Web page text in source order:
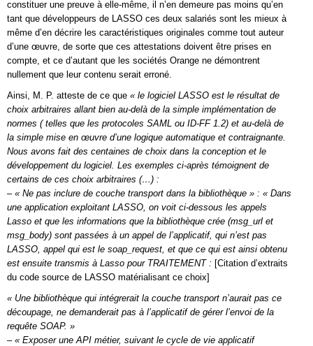
constituer une preuve à elle-même, il n’en demeure pas moins qu’en
tant que développeurs de LASSO ces deux salariés sont les mieux à
même d’en décrire les caractéristiques originales comme tout auteur
d’une œuvre, de sorte que ces attestations doivent être prises en
compte, et ce d’autant que les sociétés Orange ne démontrent
nullement que leur contenu serait erroné.
Ainsi, M. P. atteste de ce que « le logiciel LASSO est le résultat de
choix arbitraires allant bien au-delà de la simple implémentation de
normes ( telles que les protocoles SAML ou ID-FF 1.2) et au-delà de
la simple mise en œuvre d’une logique automatique et contraignante.
Nous avons fait des centaines de choix dans la conception et le
développement du logiciel. Les exemples ci-après témoignent de
certains de ces choix arbitraires (…) :
– « Ne pas inclure de couche transport dans la bibliothèque » : « Dans
une application exploitant LASSO, on voit ci-dessous les appels
Lasso et que les informations que la bibliothèque crée (msg_url et
msg_body) sont passées à un appel de l’applicatif, qui n’est pas
LASSO, appel qui est le soap_request, et que ce qui est ainsi obtenu
est ensuite transmis à Lasso pour TRAITEMENT : [Citation d’extraits
du code source de LASSO matérialisant ce choix]
« Une bibliothèque qui intégrerait la couche transport n’aurait pas ce
découpage, ne demanderait pas à l’applicatif de gérer l’envoi de la
requête SOAP. »
– « Exposer une API métier, suivant le cycle de vie applicatif